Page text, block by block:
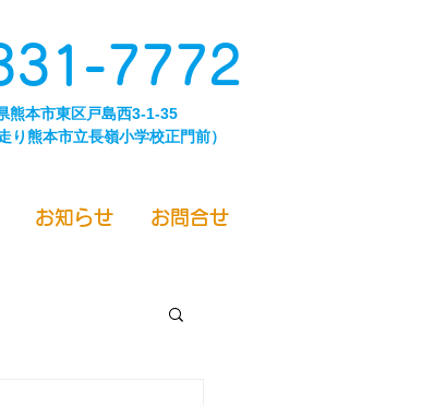
7772
熊本市東区戸島西3-1-35
り熊本市立長嶺小学校正門前）
お知らせ お問合せ